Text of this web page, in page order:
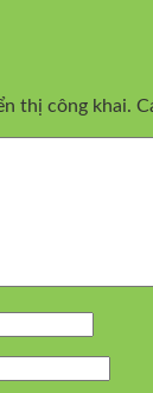
thị công khai.